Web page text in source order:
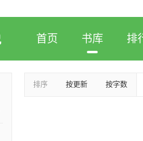
首页 书库 排
排序 按更新 按字数